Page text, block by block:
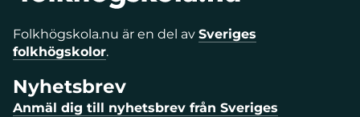
Folkhögskola.nu är en del av Sveriges
folkhögskolor.
Nyhetsbrev
Anmäl dig till nyhetsbrev från Sveriges